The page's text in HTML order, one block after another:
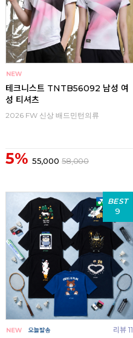
테크니스트 TNTB56092 남성 여
성 티셔츠
2026 FW 신상 배드민턴의류
5% 55,000 58,000
BEST
9
리뷰 11